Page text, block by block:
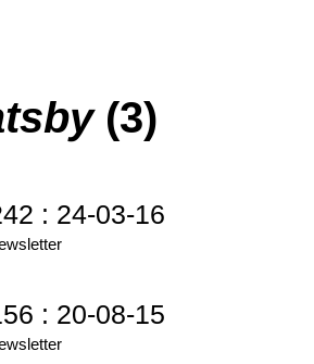
(3)
: 24-03-16
: 20-08-15